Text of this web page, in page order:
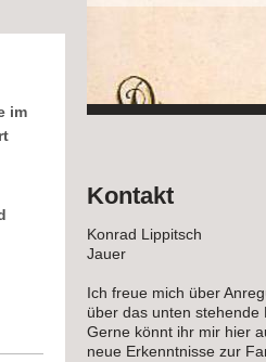
im
Kontakt
Konrad Lippitsch
Jauer
Ich freue mich über
über das unten stehende
Gerne könnt ihr mir hier
neue Erkenntnisse zur